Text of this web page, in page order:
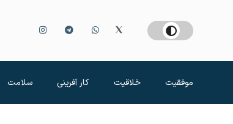
موفقیت خلاقیت کار آفرینی سلامت